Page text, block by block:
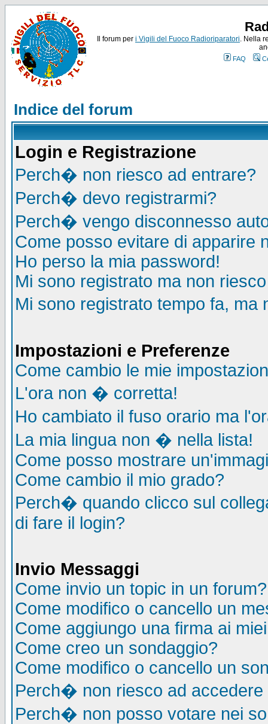
Il forum per i Vigili del Fuoco Radioriparatori. Nella
FAQ
Indice del forum
Login e Registrazione
Perch� non riesco ad entrare?
Perch� devo registrarmi?
Perch� vengo disconnesso
Come posso evitare di apparire
Ho perso la mia password!
Mi sono registrato ma non
Mi sono registrato tempo fa,
Impostazioni e Preferenze
Come cambio le mie
L'ora non � corretta!
Ho cambiato il fuso orario ma
La mia lingua non � nella lista!
Come posso mostrare
Come cambio il mio grado?
Perch� quando clicco sul
di fare il login?
Invio Messaggi
Come invio un topic in un forum?
Come modifico o cancello un
Come aggiungo una firma ai
Come creo un sondaggio?
Come modifico o cancello un
Perch� non riesco ad accedere
Perch� non posso votare nei